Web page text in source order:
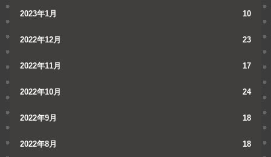
2023年1月 10
2022年12月 23
2022年11月 17
2022年10月 24
2022年9月 18
2022年8月 18